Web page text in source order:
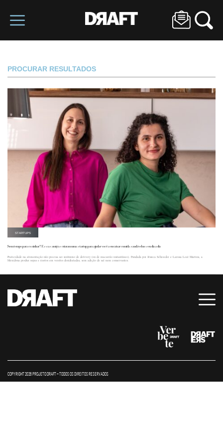
PROCURAR RESULTADOS
STARTUPS
Sem tempo para cozinhar? Essas amigas criaram uma startup para ajudar você a encaixar comida saudável no seu dia a dia
Praticidade na alimentação não precisa ser sinônimo de delivery (ou de macarrão instantâneo). Fundada por Jéssica Schroeder e Larissa Leal Martins, a
Mexidona produz sopas e risotos em versões desidratadas, sem adição de sal nem conservantes.
COPYRIGHT 2026 PROJETO DRAFT – TODOS OS DIREITOS RESERVADOS